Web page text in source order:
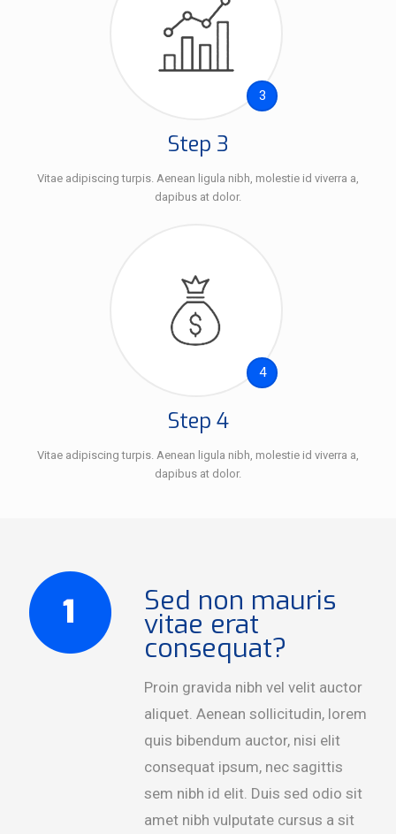
3
Step 3
Vitae adipiscing turpis. Aenean ligula nibh, molestie id viverra a,
dapibus at dolor.
4
Step 4
Vitae adipiscing turpis. Aenean ligula nibh, molestie id viverra a,
dapibus at dolor.
Sed non mauris
vitae erat
consequat?
Proin gravida nibh vel velit auctor
aliquet. Aenean sollicitudin, lorem
quis bibendum auctor, nisi elit
consequat ipsum, nec sagittis
sem nibh id elit. Duis sed odio sit
amet nibh vulputate cursus a sit